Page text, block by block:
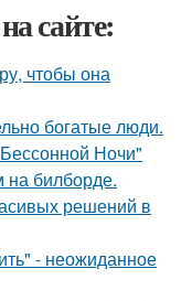
сайте:
чтобы она
богатые люди.
Ночи"
на билборде.
решений в
- неожиданное